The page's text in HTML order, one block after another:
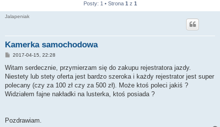
Posty: 1 • Strona 1 z 1
Jalapeniak
Kamerka samochodowa
P
s
2017-04-15, 22:28
Witam serdecznie, przymierzam się do zakupu rejestratora jazdy.
Niestety lub stety oferta jest bardzo szeroka i każdy rejestrator jest super
polecany (czy za 100 zł czy za 500 zł). Może ktoś poleci jakiś ?
Widziałem fajne nakładki na lusterka, ktoś posiada ?
Pozdrawiam.